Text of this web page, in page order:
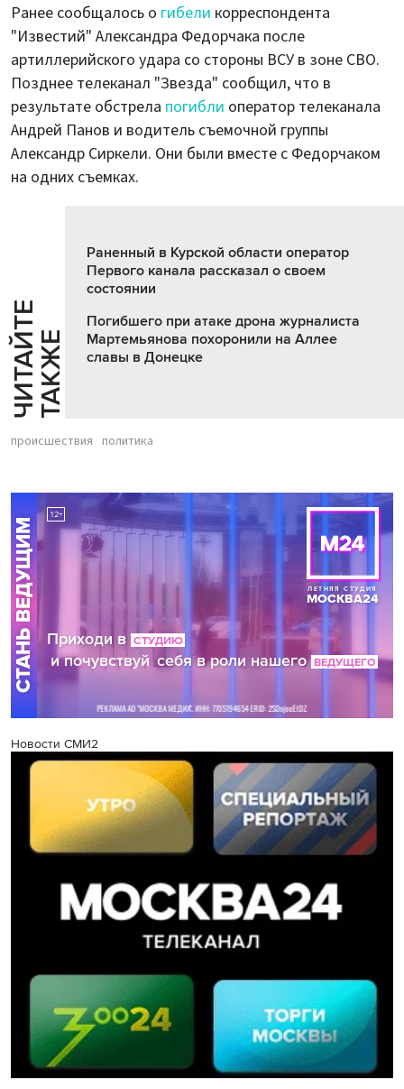
Ранее сообщалось о гибели корреспондента
"Известий" Александра Федорчака после
артиллерийского удара со стороны ВСУ в зоне СВО.
Позднее телеканал "Звезда" сообщил, что в
результате обстрела погибли оператор телеканала
Андрей Панов и водитель съемочной группы
Александр Сиркели. Они были вместе с Федорчаком
на одних съемках.
Ч
И
Т
АЙ
Т
Е
Т
А
К
ЖЕ
Раненный в Курской области оператор
Первого канала рассказал о своем
состоянии
Погибшего при атаке дрона журналиста
Мартемьянова похоронили на Аллее
славы в Донецке
происшествия политика
Новости СМИ2